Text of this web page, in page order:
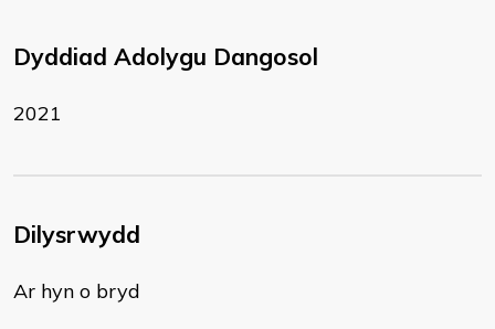
Dyddiad Adolygu Dangosol
2021
Dilysrwydd
Ar hyn o bryd